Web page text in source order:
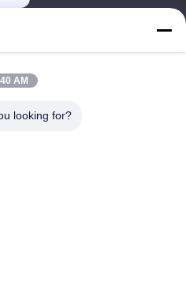
AM
looking for?